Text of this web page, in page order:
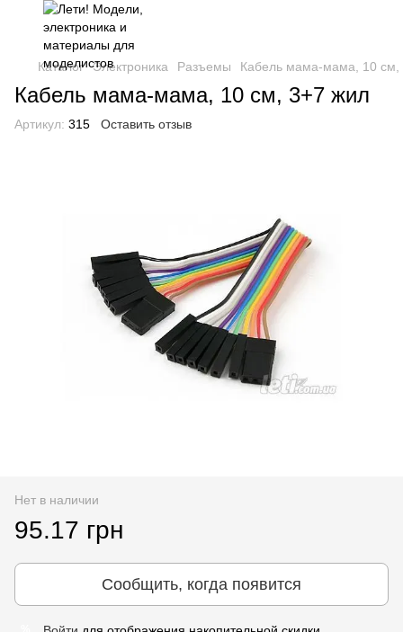
Каталог Электроника Разъемы Кабель мама-мама, 10 см,
Кабель мама-мама, 10 см, 3+7 жил
Артикул: 315 Оставить отзыв
Нет в наличии
95.17 грн
Сообщить, когда появится